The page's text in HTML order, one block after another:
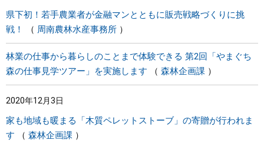
県下初！若手農業者が金融マンとともに販売戦略づくりに挑
戦！
周南農林水産事務所
林業の仕事から暮らしのことまで体験できる 第2回「やまぐち
森の仕事見学ツアー」を実施します
森林企画課
2020年12月3日
家も地域も暖まる「木質ペレットストーブ」の寄贈が行われま
す
森林企画課